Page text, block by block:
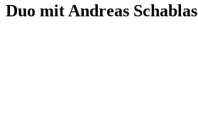
Duo mit Andreas Schablas